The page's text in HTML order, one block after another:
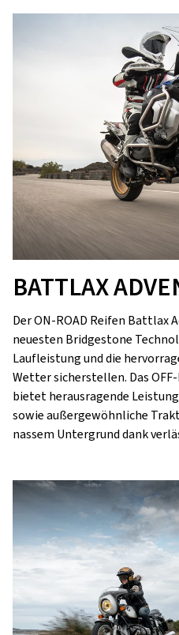
BATTLAX
Der ON-ROAD Reifen Battlax
neuesten Bridgestone
Laufleistung und die
Wetter sicherstellen. Das
bietet herausragende
sowie außergewöhnliche
nassem Untergrund dank